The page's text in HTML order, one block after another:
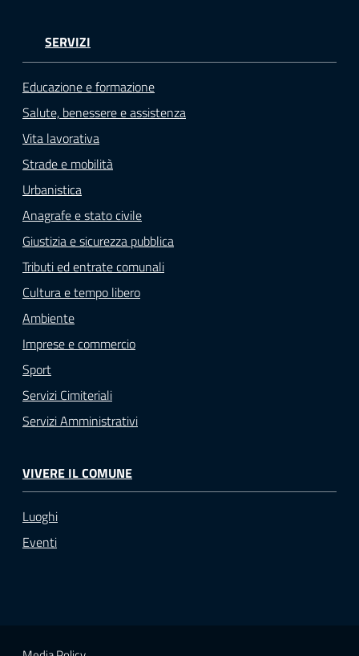
A
N
R
Tutti
gli
Seguici
su
SERVIZI
Educazione e formazione
Salute, benessere e assistenza
Vita lavorativa
Strade e mobilità
Urbanistica
Anagrafe e stato civile
Giustizia e sicurezza pubblica
Tributi ed entrate comunali
Cultura e tempo libero
Ambiente
Imprese e commercio
Sport
Servizi Cimiteriali
Servizi Amministrativi
VIVERE IL COMUNE
Luoghi
Eventi